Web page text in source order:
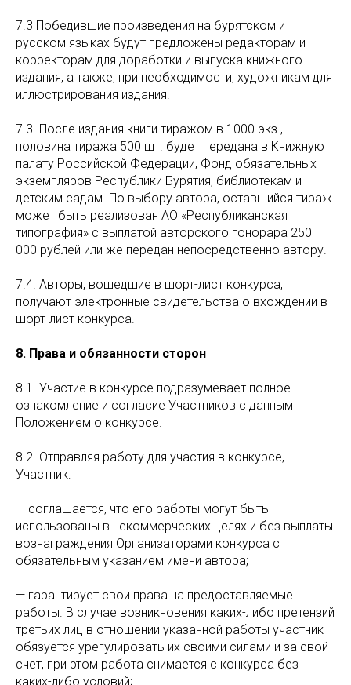
7.3 Победившие произведения на бурятском и
русском языках будут предложены редакторам и
корректорам для доработки и выпуска книжного
издания, а также, при необходимости, художникам для
иллюстрирования издания.
7.3. После издания книги тиражом в 1000 экз.,
половина тиража 500 шт. будет передана в Книжную
палату Российской Федерации, Фонд обязательных
экземпляров Республики Бурятия, библиотекам и
детским садам. По выбору автора, оставшийся тираж
может быть реализован АО «Республиканская
типография» с выплатой авторского гонорара 250
000 рублей или же передан непосредственно автору.
7.4. Авторы, вошедшие в шорт-лист конкурса,
получают электронные свидетельства о вхождении в
шорт-лист конкурса.
8. Права и обязанности сторон
8.1. Участие в конкурсе подразумевает полное
ознакомление и согласие Участников с данным
Положением о конкурсе.
8.2. Отправляя работу для участия в конкурсе,
Участник:
— соглашается, что его работы могут быть
использованы в некоммерческих целях и без выплаты
вознаграждения Организаторами конкурса с
обязательным указанием имени автора;
— гарантирует свои права на предоставляемые
работы. В случае возникновения каких-либо претензий
третьих лиц в отношении указанной работы участник
обязуется урегулировать их своими силами и за свой
счет, при этом работа снимается с конкурса без
каких-либо условий;